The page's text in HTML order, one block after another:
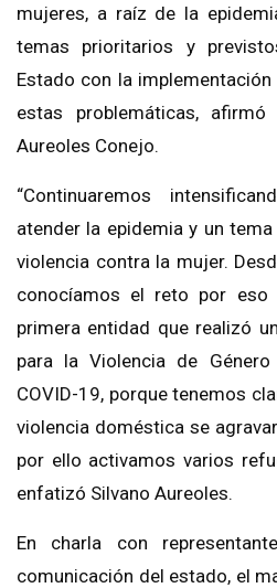
mujeres, a raíz de la
temas prioritarios y
Estado con la
estas problemáticas, afirmó
Aureoles Conejo.
“Continuaremos
atender la epidemia y un
violencia contra la mujer.
conocíamos el reto por eso
primera entidad que realizó
para la Violencia de
COVID-19, porque tenemos
violencia doméstica se
por ello activamos varios
enfatizó Silvano Aureoles.
En charla con
comunicación del estado, el